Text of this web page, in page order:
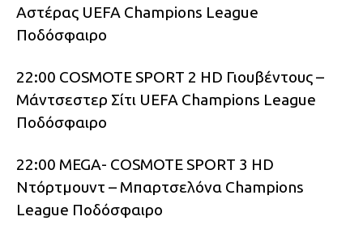
Αστέρας UEFA Champions League
Ποδόσφαιρο
22:00 COSMOTE SPORT 2 HD Γιουβέντους –
Μάντσεστερ Σίτι UEFA Champions League
Ποδόσφαιρο
22:00 MEGA- COSMOTE SPORT 3 HD
Ντόρτμουντ – Μπαρτσελόνα Champions
League Ποδόσφαιρο